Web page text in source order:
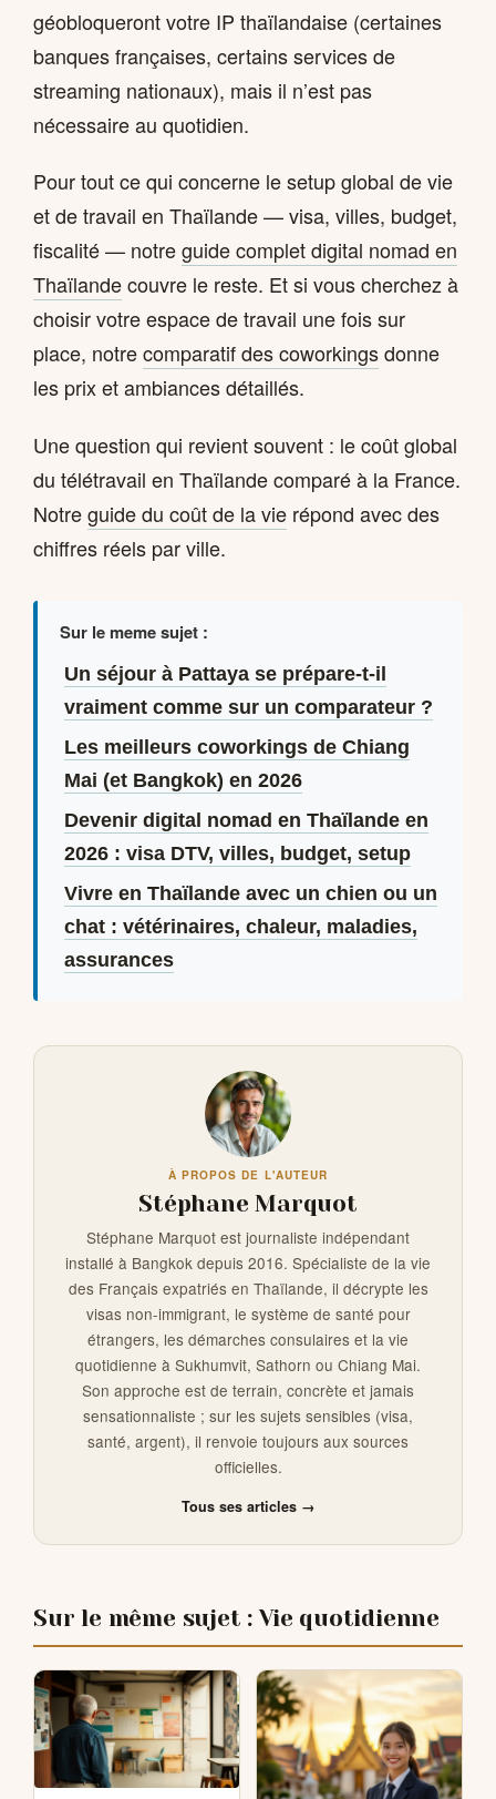
géobloqueront votre IP thaïlandaise (certaines
banques françaises, certains services de
streaming nationaux), mais il n’est pas
nécessaire au quotidien.
Pour tout ce qui concerne le setup global de vie
et de travail en Thaïlande — visa, villes, budget,
fiscalité — notreguide complet digital nomad en
Thaïlandecouvre le reste. Et si vous cherchez à
choisir votre espace de travail une fois sur
place, notrecomparatif des coworkingsdonne
les prix et ambiances détaillés.
Une question qui revient souvent : le coût global
du télétravail en Thaïlande comparé à la France.
Notreguide du coût de la vie répond avec des
chiffres réels par ville.
Sur le meme sujet :
Un séjour à Pattaya se prépare-t-il
vraiment comme sur un comparateur ?
Les meilleurs coworkings de Chiang
Mai (et Bangkok) en 2026
Devenir digital nomad en Thaïlande en
2026 : visa DTV, villes, budget, setup
Vivre en Thaïlande avec un chien ou un
chat : vétérinaires, chaleur, maladies,
assurances
À PROPOS DE L'AUTEUR
Stéphane Marquot
Stéphane Marquot est journaliste indépendant
installé à Bangkok depuis 2016. Spécialiste de la vie
des Français expatriés en Thaïlande, il décrypte les
visas non-immigrant, le système de santé pour
étrangers, les démarches consulaires et la vie
quotidienne à Sukhumvit, Sathorn ou Chiang Mai.
Son approche est de terrain, concrète et jamais
sensationnaliste ; sur les sujets sensibles (visa,
santé, argent), il renvoie toujours aux sources
officielles.
Tous ses articles →
Sur le même sujet : Vie quotidienne